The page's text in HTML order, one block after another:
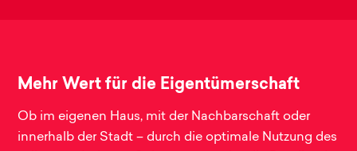
Mehr Wert für die Eigentümerschaft
Ob im eigenen Haus, mit der Nachbarschaft oder
innerhalb der Stadt – durch die optimale Nutzung des